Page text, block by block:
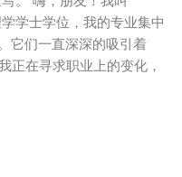
学士学位，我的专业集中
它们一直深深的吸引着
正在寻求职业上的变化，